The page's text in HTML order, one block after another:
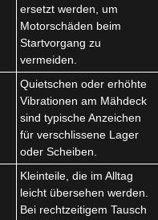
ersetzt werden, um
Motorschäden beim
Startvorgang zu
vermeiden.
Quietschen oder erhöhte
Vibrationen am Mähdeck
sind typische Anzeichen
für verschlissene Lager
oder Scheiben.
Kleinteile, die im Alltag
leicht übersehen werden.
Bei rechtzeitigem Tausch